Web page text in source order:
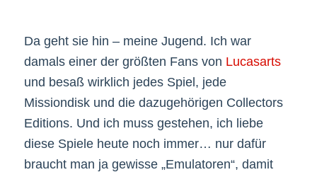
Da geht sie hin – meine Jugend. Ich war
damals einer der größten Fans von Lucasarts
und besaß wirklich jedes Spiel, jede
Missiondisk und die dazugehörigen Collectors
Editions. Und ich muss gestehen, ich liebe
diese Spiele heute noch immer… nur dafür
braucht man ja gewisse „Emulatoren“, damit